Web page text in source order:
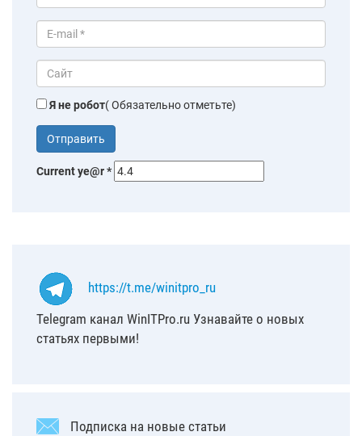
Я не робот( Обязательно отметьте)
Current ye@r*
https://t.me/winitpro_ru
Telegram канал WinITPro.ru Узнавайте о новых
статьях первыми!
Подписка на новые статьи